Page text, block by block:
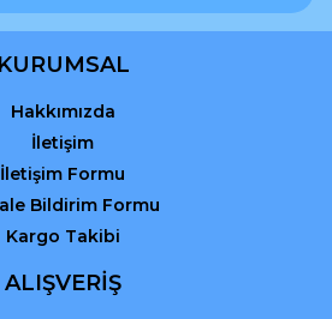
daha pahalı.
Gönder
KURUMSAL
Hakkımızda
İletişim
İletişim Formu
Bildirim Formu
Kargo Takibi
ALIŞVERİŞ